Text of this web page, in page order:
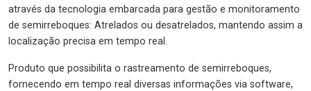
através da tecnologia embarcada para gestão e monitoramento
de semirreboques: Atrelados ou desatrelados, mantendo assim a
localização precisa em tempo real.
Produto que possibilita o rastreamento de semirreboques,
fornecendo em tempo real diversas informações via software,